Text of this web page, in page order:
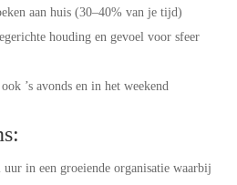
aan huis (30–40% van je tijd)
houding en gevoel voor sfeer
’s avonds en in het weekend
in een groeiende organisatie waarbij